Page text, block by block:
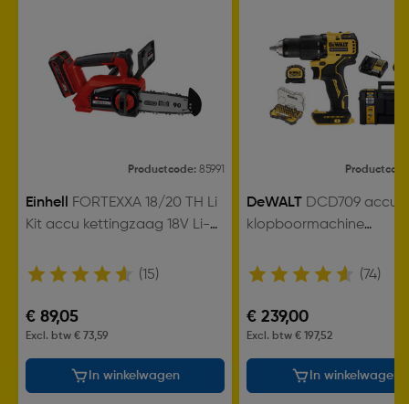
Productcode: 85991
Einhell
FORTEXXA 18/20 TH Li
Kit accu kettingzaag 18V Li-
€ 89,05
Excl. btw € 73,59
(15)
In winkelwagen
DeWALT DCD709 accu
klopboormachine
5,0Ah Li-ion
€ 239,00
Excl. btw € 197,52
(74)
In winkelwagen